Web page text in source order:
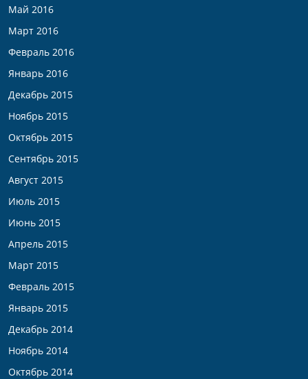
Май 2016
Март 2016
Февраль 2016
Январь 2016
Декабрь 2015
Ноябрь 2015
Октябрь 2015
Сентябрь 2015
Август 2015
Июль 2015
Июнь 2015
Апрель 2015
Март 2015
Февраль 2015
Январь 2015
Декабрь 2014
Ноябрь 2014
Октябрь 2014